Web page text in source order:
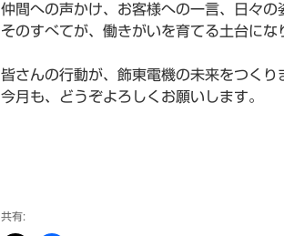
仲間への声かけ、お客様への一言、日々の
そのすべてが、働きがいを育てる土台にな
皆さんの行動が、飾東電機の未来をつくり
今月も、どうぞよろしくお願いします。
共有: